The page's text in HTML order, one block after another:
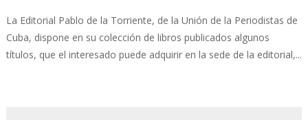
La Editorial Pablo de la Torriente, de la Unión de la Periodistas de
Cuba, dispone en su colección de libros publicados algunos
títulos, que el interesado puede adquirir en la sede de la editorial,...